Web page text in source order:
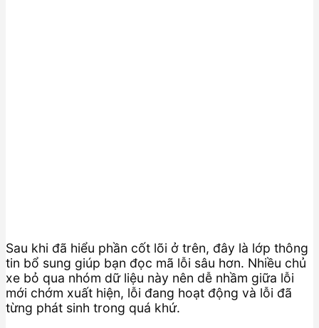
Sau khi đã hiểu phần cốt lõi ở trên, đây là lớp thông
tin bổ sung giúp bạn đọc mã lỗi sâu hơn. Nhiều chủ
xe bỏ qua nhóm dữ liệu này nên dễ nhầm giữa lỗi
mới chớm xuất hiện, lỗi đang hoạt động và lỗi đã
từng phát sinh trong quá khứ.